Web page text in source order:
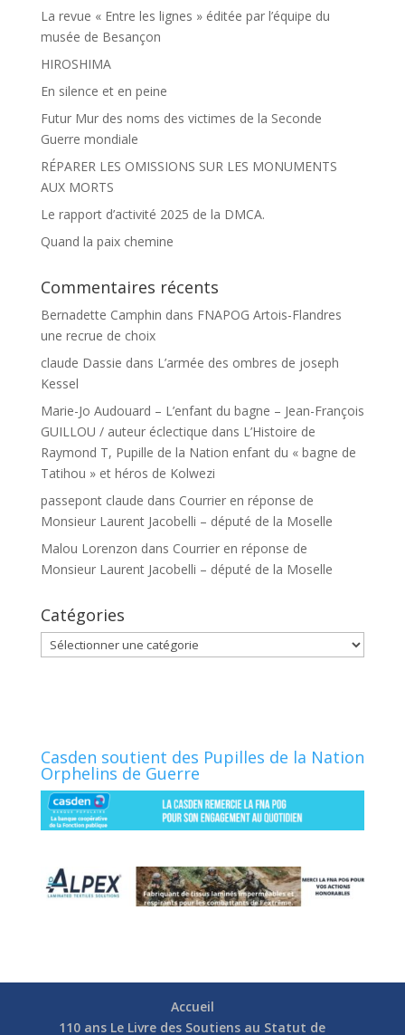
La revue « Entre les lignes » éditée par l’équipe du
musée de Besançon
HIROSHIMA
En silence et en peine
Futur Mur des noms des victimes de la Seconde
Guerre mondiale
RÉPARER LES OMISSIONS SUR LES MONUMENTS
AUX MORTS
Le rapport d’activité 2025 de la DMCA.
Quand la paix chemine
Commentaires récents
Bernadette Camphin dans FNAPOG Artois-Flandres
une recrue de choix
claude Dassie dans L’armée des ombres de joseph
Kessel
Marie-Jo Audouard – L’enfant du bagne – Jean-François
GUILLOU / auteur éclectique dans L’Histoire de
Raymond T, Pupille de la Nation enfant du « bagne de
Tatihou » et héros de Kolwezi
passepont claude dans Courrier en réponse de
Monsieur Laurent Jacobelli – député de la Moselle
Malou Lorenzon dans Courrier en réponse de
Monsieur Laurent Jacobelli – député de la Moselle
Catégories
Catégories
Casden soutient des Pupilles de la Nation
Orphelins de Guerre
Accueil
110 ans Le Livre des Soutiens au Statut de